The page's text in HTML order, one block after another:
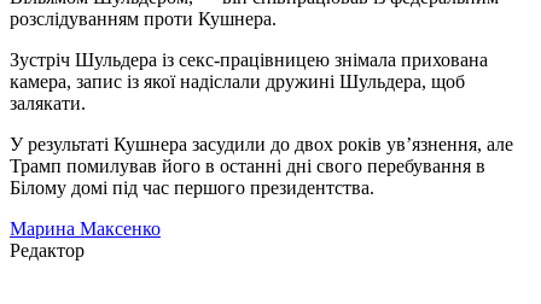
розслідуванням проти Кушнера.
Зустріч Шульдера із секс-працівницею знімала прихована
камера, запис із якої надіслали дружині Шульдера, щоб
залякати.
У результаті Кушнера засудили до двох років ув’язнення, але
Трамп помилував його в останні дні свого перебування в
Білому домі під час першого президентства.
Марина Максенко
Редактор